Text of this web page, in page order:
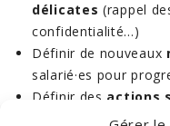
délicates (rappel
confidentialité…)
Définir de nouveaux
salarié·es pour
Définir des actions
remontées par le